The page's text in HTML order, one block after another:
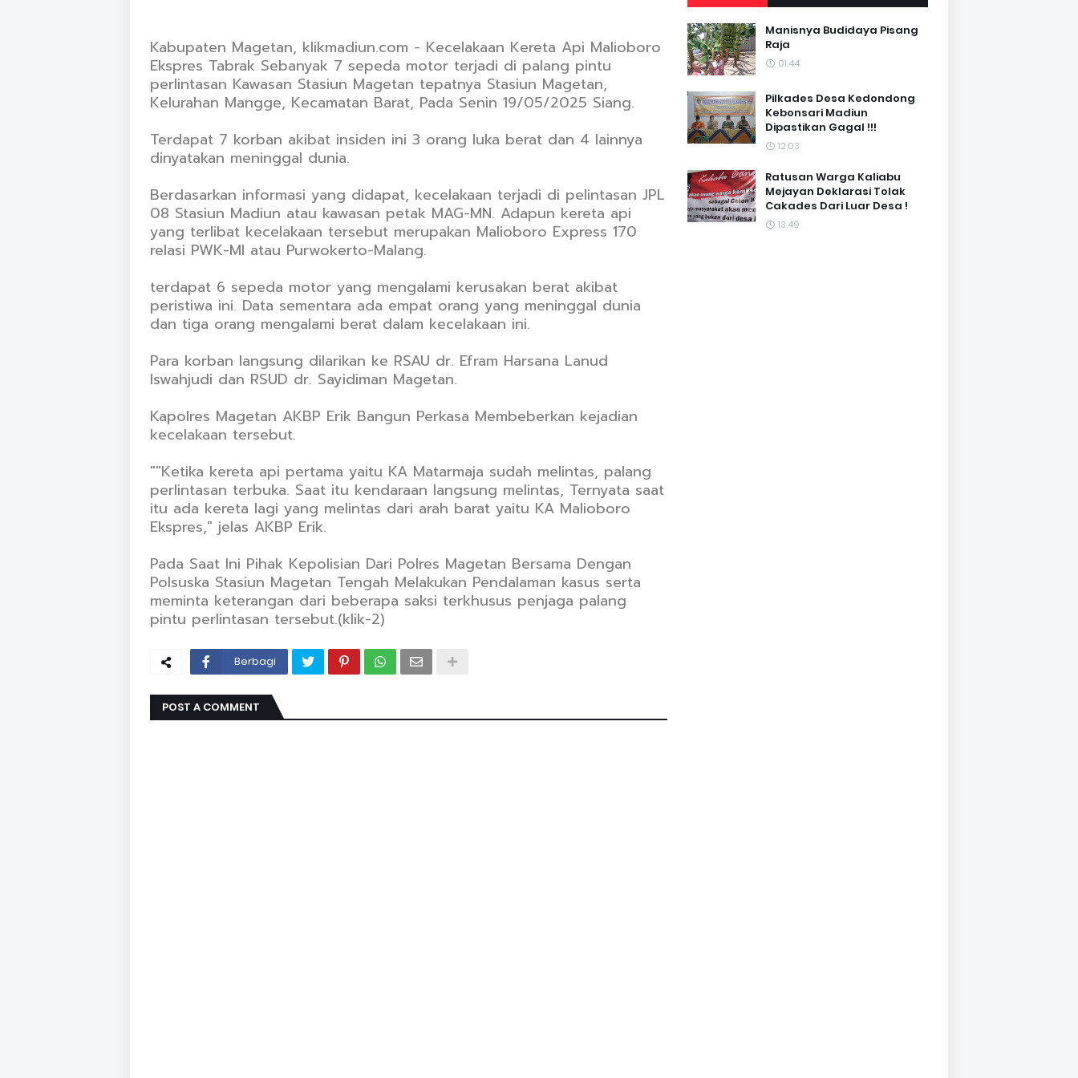
Kabupaten Magetan, klikmadiun.com - Kecelakaan Kereta Api Malioboro
Ekspres Tabrak Sebanyak 7 sepeda motor terjadi di palang pintu
perlintasan Kawasan Stasiun Magetan tepatnya Stasiun Magetan,
Kelurahan Mangge, Kecamatan Barat, Pada Senin 19/05/2025 Siang.
Terdapat 7 korban akibat insiden ini 3 orang luka berat dan 4 lainnya
dinyatakan meninggal dunia.
Berdasarkan informasi yang didapat, kecelakaan terjadi di pelintasan JPL
08 Stasiun Madiun atau kawasan petak MAG-MN. Adapun kereta api
yang terlibat kecelakaan tersebut merupakan Malioboro Express 170
relasi PWK-MI atau Purwokerto-Malang.
terdapat 6 sepeda motor yang mengalami kerusakan berat akibat
peristiwa ini. Data sementara ada empat orang yang meninggal dunia
dan tiga orang mengalami berat dalam kecelakaan ini.
Para korban langsung dilarikan ke RSAU dr. Efram Harsana Lanud
Iswahjudi dan RSUD dr. Sayidiman Magetan.
Kapolres Magetan AKBP Erik Bangun Perkasa Membeberkan kejadian
kecelakaan tersebut.
""Ketika kereta api pertama yaitu KA Matarmaja sudah melintas, palang
perlintasan terbuka. Saat itu kendaraan langsung melintas, Ternyata saat
itu ada kereta lagi yang melintas dari arah barat yaitu KA Malioboro
Ekspres," jelas AKBP Erik.
Pada Saat Ini Pihak Kepolisian Dari Polres Magetan Bersama Dengan
Polsuska Stasiun Magetan Tengah Melakukan Pendalaman kasus serta
meminta keterangan dari beberapa saksi terkhusus penjaga palang
pintu perlintasan tersebut.(klik-2)
Berbagi
POST A COMMENT
Manisnya Budidaya Pisang
Raja
01.44
Pilkades Desa Kedondong
Kebonsari Madiun
Dipastikan Gagal !!!
12.03
Ratusan Warga Kaliabu
Mejayan Deklarasi Tolak
Cakades Dari Luar Desa !
13.49